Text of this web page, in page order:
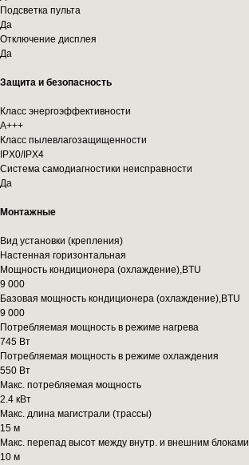
Подсветка пульта
Да
Отключение дисплея
Да
Защита и безопасность
Класс энергоэффективности
A+++
Класс пылевлагозащищенности
IPX0/IPX4
Система самодиагностики неисправности
Да
Монтажные
Вид установки (крепления)
Настенная горизонтальная
Мощность кондиционера (охлаждение),BTU
9 000
Базовая мощность кондиционера (охлаждение),BTU
9 000
Потребляемая мощность в режиме нагрева
745 Вт
Потребляемая мощность в режиме охлаждения
550 Вт
Макс. потребляемая мощность
2.4 кВт
Макс. длина магистрали (трассы)
15 м
Макс. перепад высот между внутр. и внешним блоками
10 м